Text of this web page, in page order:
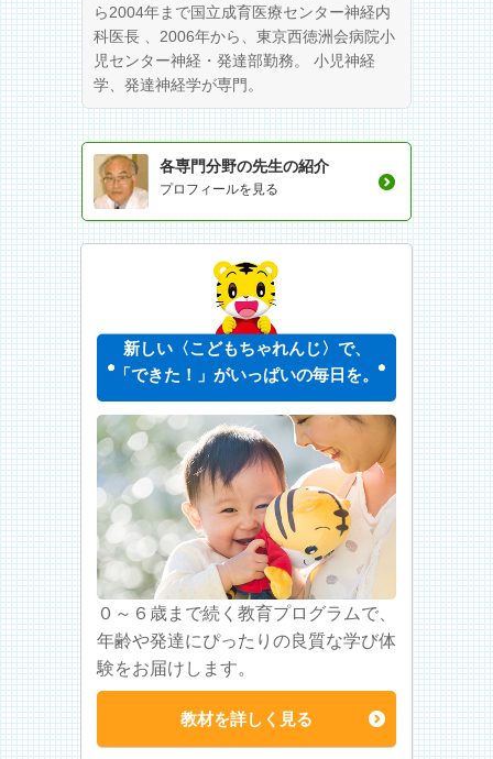
ら2004年まで国立成育医療センター神経内
科医長 、2006年から、東京西徳洲会病院小
児センター神経・発達部勤務。 小児神経
学、発達神経学が専門。
各専門分野の先生の紹介
プロフィールを見る
新しい〈こどもちゃれんじ〉で、
「できた！」がいっぱいの毎日を。
０～６歳まで続く教育プログラムで、
年齢や発達にぴったりの良質な学び体
験をお届けします。
教材を詳しく見る